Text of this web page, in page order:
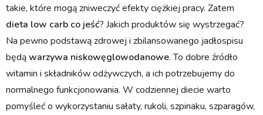
takie, które mogą zniweczyć efekty ciężkiej pracy. Zatem
dieta low carb co jeść? Jakich produktów się wystrzegać?
Na pewno podstawą zdrowej i zbilansowanego jadłospisu
będąwarzywa niskowęglowodanowe. To dobre źródło
witamin i składników odżywczych, a ich potrzebujemy do
normalnego funkcjonowania. W codziennej diecie warto
pomyśleć o wykorzystaniu sałaty, rukoli, szpinaku, szparagów,